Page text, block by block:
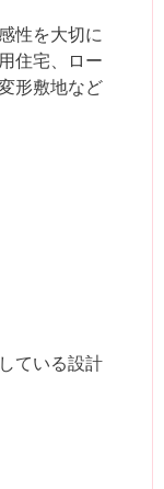
性を大切に
住宅、ロー
形敷地など
ている設計